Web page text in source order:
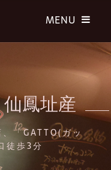
鳳址産
「GATTO(ガッ
徒歩3分